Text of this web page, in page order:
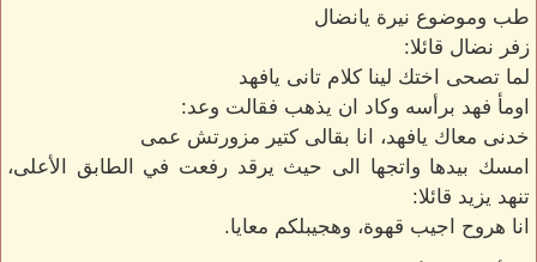
طب وموضوع نيرة يانضال
زفر نضال قائلا:
لما تصحى اختك لينا كلام تانى يافهد
اومأ فهد برأسه وكاد ان يذهب فقالت وعد:
خدنى معاك يافهد، انا بقالى كتير مزورتش عمى
امسك بيدها واتجها الى حيث يرقد رفعت في الطابق الأعلى،
تنهد يزيد قائلا:
انا هروح اجيب قهوة، وهجيبلكم معايا.